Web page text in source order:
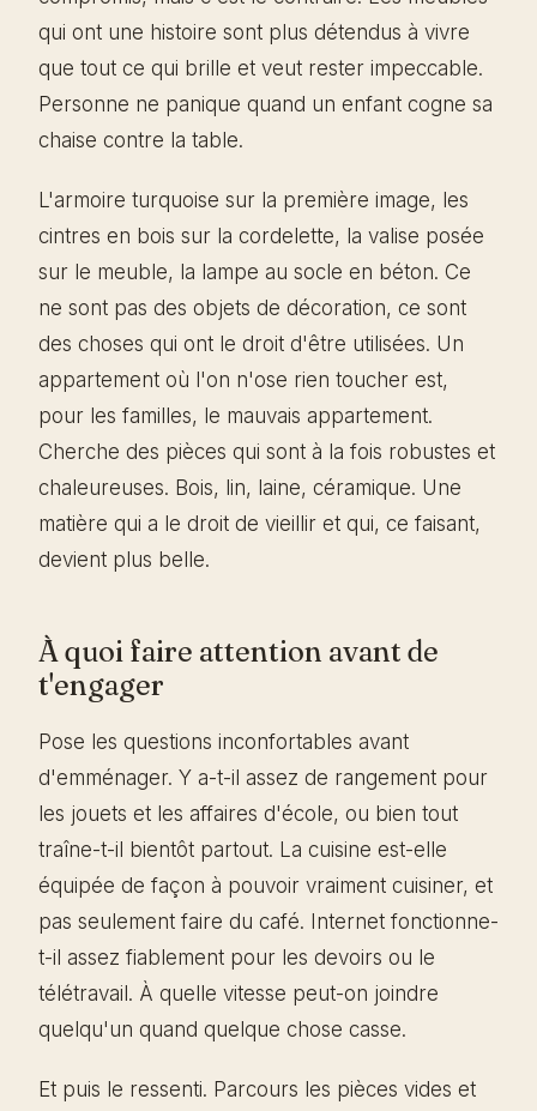
qui ont une histoire sont plus détendus à vivre
que tout ce qui brille et veut rester impeccable.
Personne ne panique quand un enfant cogne sa
chaise contre la table.
L'armoire turquoise sur la première image, les
cintres en bois sur la cordelette, la valise posée
sur le meuble, la lampe au socle en béton. Ce
ne sont pas des objets de décoration, ce sont
des choses qui ont le droit d'être utilisées. Un
appartement où l'on n'ose rien toucher est,
pour les familles, le mauvais appartement.
Cherche des pièces qui sont à la fois robustes et
chaleureuses. Bois, lin, laine, céramique. Une
matière qui a le droit de vieillir et qui, ce faisant,
devient plus belle.
À quoi faire attention avant de
t'engager
Pose les questions inconfortables avant
d'emménager. Y a-t-il assez de rangement pour
les jouets et les affaires d'école, ou bien tout
traîne-t-il bientôt partout. La cuisine est-elle
équipée de façon à pouvoir vraiment cuisiner, et
pas seulement faire du café. Internet fonctionne-
t-il assez fiablement pour les devoirs ou le
télétravail. À quelle vitesse peut-on joindre
quelqu'un quand quelque chose casse.
Et puis le ressenti. Parcours les pièces vides et